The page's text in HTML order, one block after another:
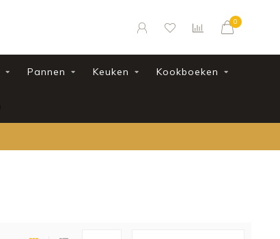
0
Pannen Keuken Kookboeken